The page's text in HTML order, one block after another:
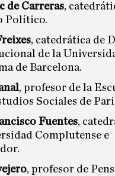
de Carreras,
Político.
, catedrática de
de la
de Barcelona.
, profesor de la
Sociales de
Fuentes,
Complutense e
, profesor de